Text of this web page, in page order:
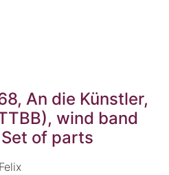
An die Künstler,
wind band
of parts